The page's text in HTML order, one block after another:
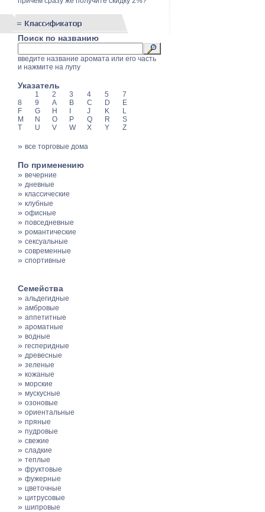
Поиск по названию
введите название аромата или его часть
и нажмите на лупу
Указатель
1 2 3 4 5
7
8
9 A B C D
E
F
G H J K
L
M
N O P Q R
S
T
U V W X Y Z
» все торговые дома
По применению
» вечерние
» дневные
» классические
» клубные
» офисные
» повседневные
» романтические
» сексуальные
» современные
» спортивные
Семейства
» альдегидные
» амбровые
» аппетитные
» ароматные
» водные
» гесперидные
» древесные
» зеленые
» кожаные
» морские
» мускусные
» озоновые
» ориентальные
» пряные
» пудровые
» свежие
» сладкие
» теплые
» фруктовые
» фужерные
» цветочные
» цитрусовые
» шипровые